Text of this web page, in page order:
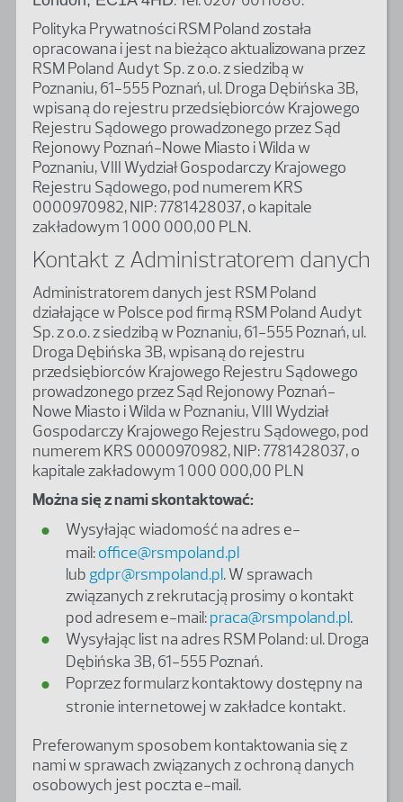
Polityka Prywatności RSM Poland została
opracowana i jest na bieżąco aktualizowana przez
RSM Poland Audyt Sp. z o.o. z siedzibą w
Poznaniu, 61-555 Poznań, ul. Droga Dębińska 3B,
wpisaną do rejestru przedsiębiorców Krajowego
Rejestru Sądowego prowadzonego przez Sąd
Rejonowy Poznań-Nowe Miasto i Wilda w
Poznaniu, VIII Wydział Gospodarczy Krajowego
Rejestru Sądowego, pod numerem KRS
0000970982, NIP: 7781428037, o kapitale
zakładowym 1 000 000,00 PLN.
Kontakt z Administratorem danych
Administratorem danych jest RSM Poland
działające w Polsce pod firmą RSM Poland Audyt
Sp. z o.o. z siedzibą w Poznaniu, 61-555 Poznań, ul.
Droga Dębińska 3B, wpisaną do rejestru
przedsiębiorców Krajowego Rejestru Sądowego
prowadzonego przez Sąd Rejonowy Poznań-
Nowe Miasto i Wilda w Poznaniu, VIII Wydział
Gospodarczy Krajowego Rejestru Sądowego, pod
numerem KRS 0000970982, NIP: 7781428037, o
kapitale zakładowym 1 000 000,00 PLN
Można się z nami skontaktować:
Wysyłając wiadomość na adres e-
mail:office@rsmpoland.pl
lub gdpr@rsmpoland.pl. W sprawach
związanych z rekrutacją prosimy o kontakt
pod adresem e-mail:praca@rsmpoland.pl.
Wysyłając list na adres RSM Poland: ul. Droga
Dębińska 3B, 61-555 Poznań.
Poprzez formularz kontaktowy dostępny na
stronie internetowej w zakładce kontakt.
Preferowanym sposobem kontaktowania się z
nami w sprawach związanych z ochroną danych
osobowych jest poczta e-mail.